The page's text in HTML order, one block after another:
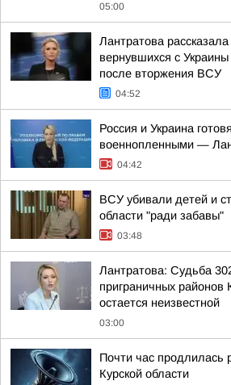
05:00
Лантратова
вернувшихся с
после вторжения ВСУ
04:52
Россия и Украина
военнопленными —
04:42
ВСУ убивали детей и
области "ради забавы"
03:48
Лантратова: Судьба
приграничных районов
остается неизвестной
03:00
Почти час продлилась
Курской области